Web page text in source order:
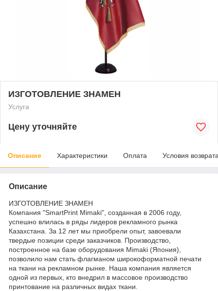
ИЗГОТОВЛЕНИЕ ЗНАМЕН
Услуга
Цену уточняйте
Описание Характеристики Оплата Условия
Описание
ИЗГОТОВЛЕНИЕ ЗНАМЕН
Компания "SmartPrint Mimaki", созданная в 2006 году,
успешно влилась в ряды лидеров рекламного рынка
Казахстана. За 12 лет мы приобрели опыт, завоевали
твердые позиции среди заказчиков. Производство,
построенное на базе оборудования Mimaki (Япония),
позволило нам стать флагманом широкоформатной печати
на ткани на рекламном рынке. Наша компания является
одной из первых, кто внедрил в массовое производство
принтование на различных видах ткани.